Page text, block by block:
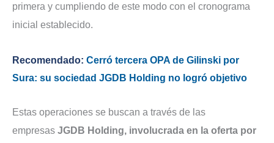
primera y cumpliendo de este modo con el cronograma
inicial establecido.
Recomendado: Cerró tercera OPA de Gilinski por
Sura: su sociedad JGDB Holding no logró objetivo
Estas operaciones se buscan a través de las
empresas JGDB Holding, involucrada en la oferta por